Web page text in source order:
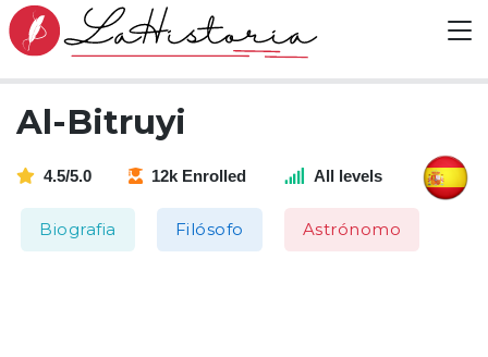
Al-Bitruyi
4.5/5.0 12k Enrolled All levels
Biografia Filósofo Astrónomo